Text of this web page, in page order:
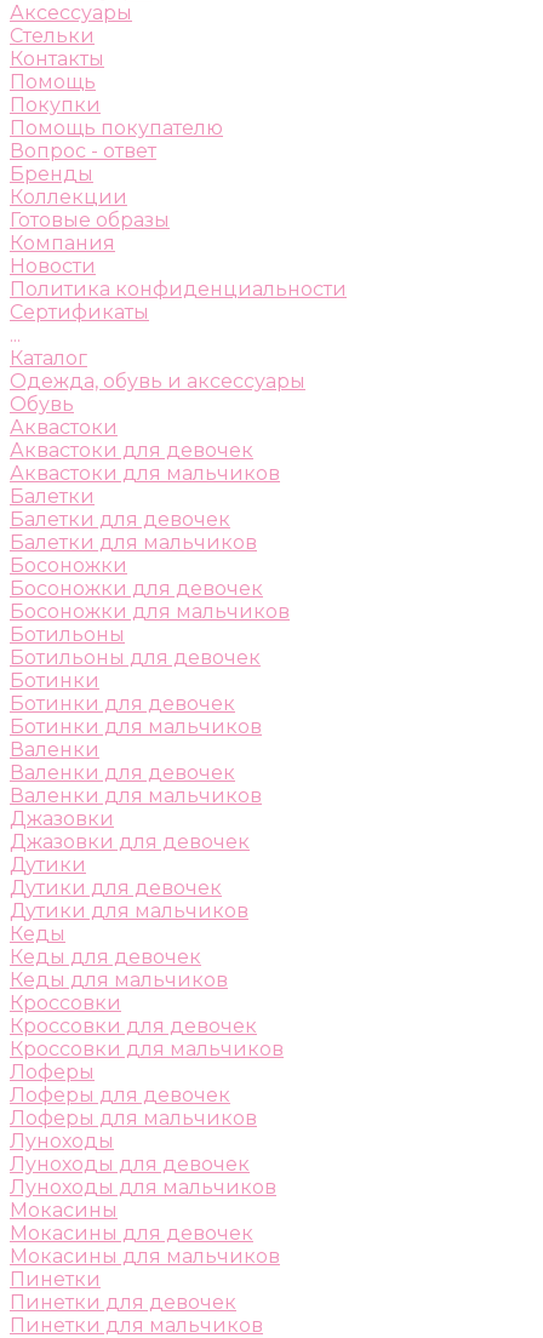
Аксессуары
Стельки
Контакты
Помощь
Покупки
Помощь покупателю
Вопрос - ответ
Бренды
Коллекции
Готовые образы
Компания
Новости
Политика конфиденциальности
Сертификаты
...
Каталог
Одежда, обувь и аксессуары
Обувь
Аквастоки
Аквастоки для девочек
Аквастоки для мальчиков
Балетки
Балетки для девочек
Балетки для мальчиков
Босоножки
Босоножки для девочек
Босоножки для мальчиков
Ботильоны
Ботильоны для девочек
Ботинки
Ботинки для девочек
Ботинки для мальчиков
Валенки
Валенки для девочек
Валенки для мальчиков
Джазовки
Джазовки для девочек
Дутики
Дутики для девочек
Дутики для мальчиков
Кеды
Кеды для девочек
Кеды для мальчиков
Кроссовки
Кроссовки для девочек
Кроссовки для мальчиков
Лоферы
Лоферы для девочек
Лоферы для мальчиков
Луноходы
Луноходы для девочек
Луноходы для мальчиков
Мокасины
Мокасины для девочек
Мокасины для мальчиков
Пинетки
Пинетки для девочек
Пинетки для мальчиков